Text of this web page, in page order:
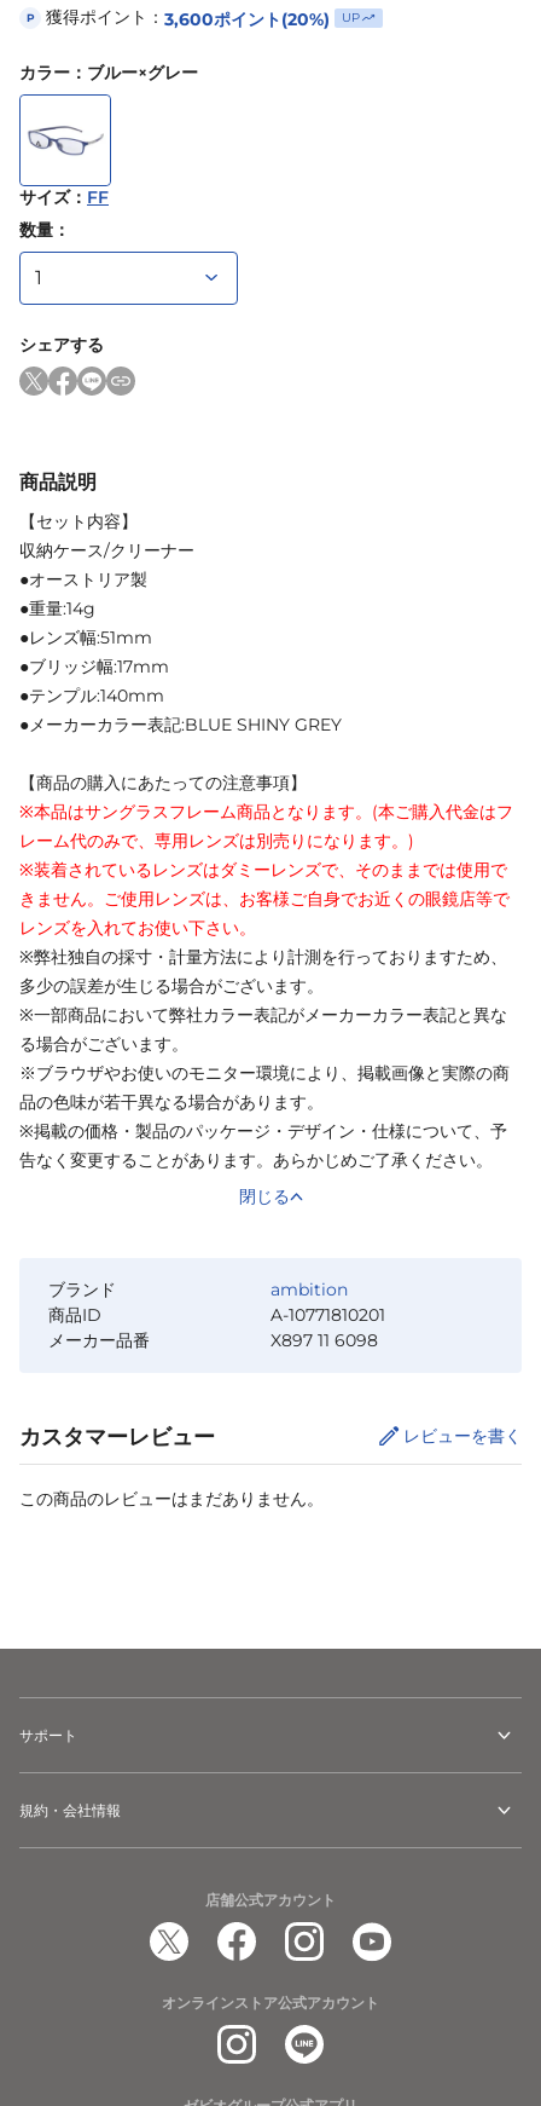
P 獲得ポイント： 3,600ポイント(20%) UP
カラー ： ブルー×グレー
サイズ： FF
数量：
シェアする
商品説明
【セット内容】
収納ケース/クリーナー
●オーストリア製
●重量:14g
●レンズ幅:51mm
●ブリッジ幅:17mm
●テンプル:140mm
●メーカーカラー表記:BLUE SHINY GREY
【商品の購入にあたっての注意事項】
※本品はサングラスフレーム商品となります。(本ご購入代金はフ
レーム代のみで、専用レンズは別売りになります。)
※装着されているレンズはダミーレンズで、そのままでは使用で
きません。ご使用レンズは、お客様ご自身でお近くの眼鏡店等で
レンズを入れてお使い下さい。
※弊社独自の採寸・計量方法により計測を行っておりますため、
多少の誤差が生じる場合がございます。
※一部商品において弊社カラー表記がメーカーカラー表記と異な
る場合がございます。
※ブラウザやお使いのモニター環境により、掲載画像と実際の商
品の色味が若干異なる場合があります。
※掲載の価格・製品のパッケージ・デザイン・仕様について、予
告なく変更することがあります。あらかじめご了承ください。
閉じる
ブランド
ambition
商品ID
A-10771810201
メーカー品番
X897 11 6098
カスタマーレビュー レビューを書く
この商品のレビューはまだありません。
サポート
規約・会社情報
店舗公式アカウント
オンラインストア公式アカウント